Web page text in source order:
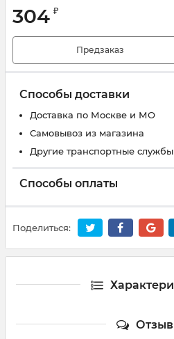
304 ₽
Предзаказ
Способы доставки
Доставка по Москве и МО
Самовывоз из магазина
Другие транспортные службы
Способы оплаты
Поделиться: